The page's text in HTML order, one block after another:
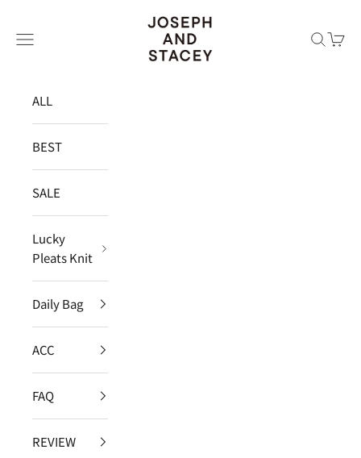
JOSEPH AND STACEY JAPAN
メニュー
検索カー
ALL
BEST
SALE
Lucky
Pleats Knit
Daily Bag
ACC
FAQ
REVIEW